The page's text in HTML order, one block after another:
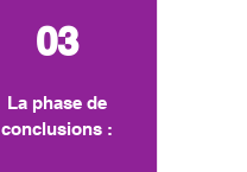
03
La phase de
conclusions :